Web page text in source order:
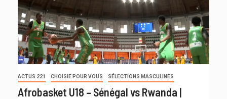
ACTUS 221 CHOISIE POUR VOUS SÉLECTIONS MASCULINES
Afrobasket U18 – Sénégal vs Rwanda |